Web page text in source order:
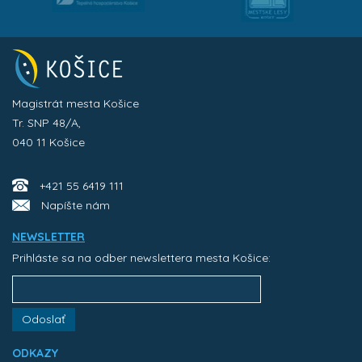
Magistrát mesta Košice
Tr. SNP 48/A,
040 11 Košice
+421 55 6419 111
Napíšte nám
NEWSLETTER
Prihláste sa na odber newslettera mesta Košice:
Odoslať
ODKAZY